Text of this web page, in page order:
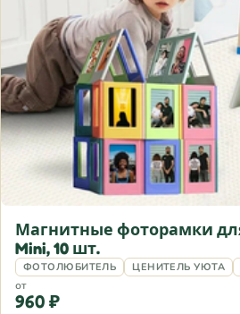
Магнитные фоторамки
Mini, 10 шт.
ФОТОЛЮБИТЕЛЬ ЦЕНИТЕЛЬ УЮТА
от
960 ₽